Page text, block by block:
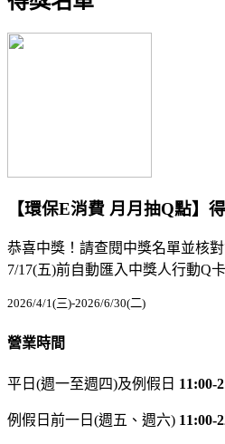
【環保E消費 月月抽Q點】
恭喜中獎！請查閱中獎名單並核
7/17(五)前自動匯入中獎人行動Q
2026/4/1(三)-2026/6/30(二)
營業時間
平日(週一至週四)及例假日 11:00-
例假日前一日(週五、週六) 11:00-